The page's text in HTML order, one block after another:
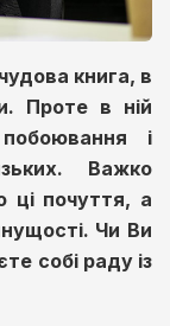
книга, в
Проте в ній
і
Важко
ці почуття, а
Чи Ви
собі раду із